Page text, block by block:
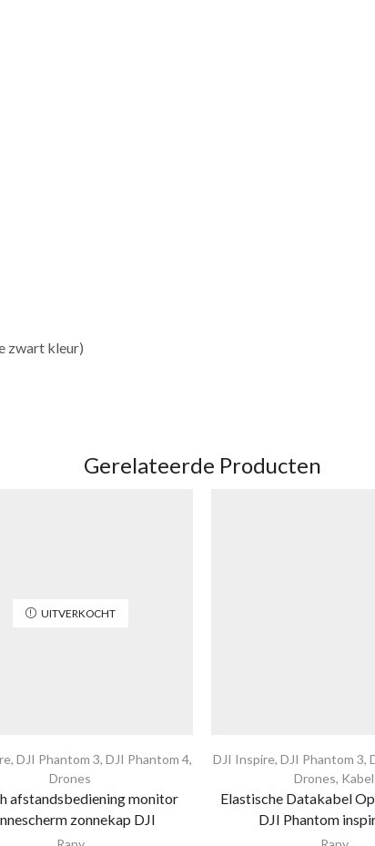
zwart kleur)
Gerelateerde Producten
UITVERKOCHT
, DJI Phantom 3, DJI Phantom 4,
Drones
afstandsbediening monitor
zonnekap DJI
DJI Inspire, DJI Phantom 3,
Drones, Kabel
Elastische Datakabel
DJI Phantom